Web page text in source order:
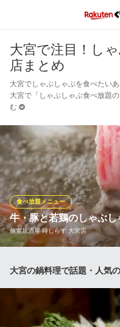
大宮で注目！し
店まとめ
大宮でしゃぶしゃぶを食べたい
大宮で「しゃぶしゃぶ食べ放題
む
牛・豚と若鶏のしゃぶし
個室居酒屋 時しらず 大宮店
食べ放題メニュー
しゃぶしゃぶの食べ放題コ
が食べ放題。更に、お野菜
お出汁はお好みで昆布・豆
食材のお出汁がたっぷり詰
大宮の鍋料理で話題・人気